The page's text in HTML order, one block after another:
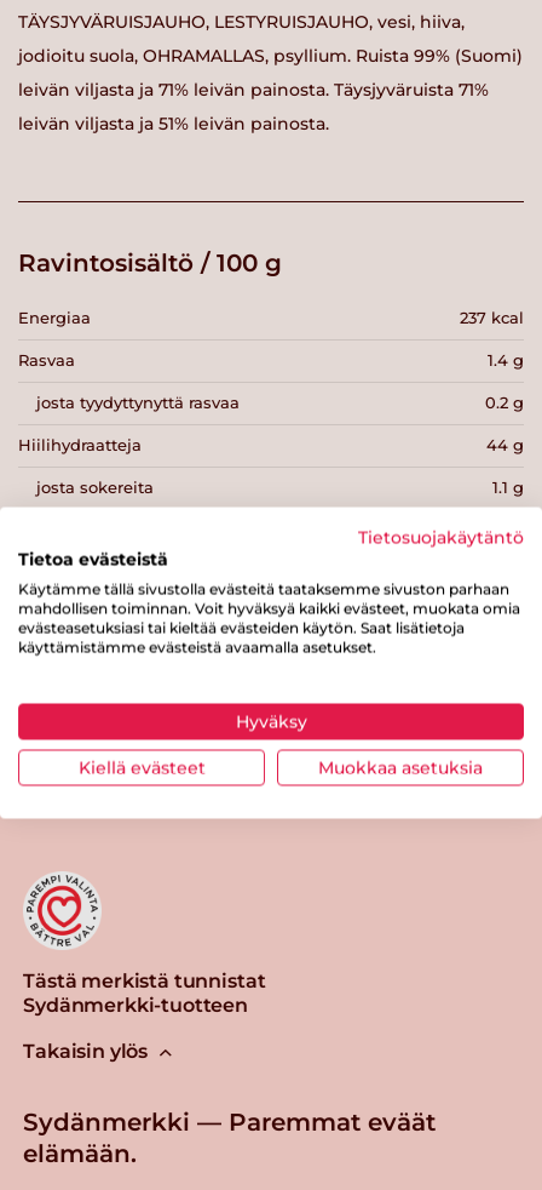
TÄYSJYVÄRUISJAUHO, LESTYRUISJAUHO, vesi, hiiva,
jodioitu suola, OHRAMALLAS, psyllium. Ruista 99% (Suomi)
leivän viljasta ja 71% leivän painosta. Täysjyväruista 71%
leivän viljasta ja 51% leivän painosta.
Ravintosisältö / 100 g
Energiaa 237 kcal
Rasvaa 1.4 g
josta tyydyttynyttä rasvaa 0.2 g
Hiilihydraatteja 44 g
josta sokereita 1.1 g
12 g
Proteiinia
Suolaa 0.9 g
Tulosta sivu Jaa tuote
Tästä merkistä tunnistat
Sydänmerkki-tuotteen
Takaisin ylös
Sydänmerkki — Paremmat eväät
elämään.
Tietosuojakäytäntö
Tietoa evästeistä
Käytämme tällä sivustolla evästeitä taataksemme sivuston parhaan
mahdollisen toiminnan. Voit hyväksyä kaikki evästeet, muokata omia
evästeasetuksiasi tai kieltää evästeiden käytön. Saat lisätietoja
käyttämistämme evästeistä avaamalla asetukset.
Hyväksy
Kiellä evästeet Muokkaa asetuksia